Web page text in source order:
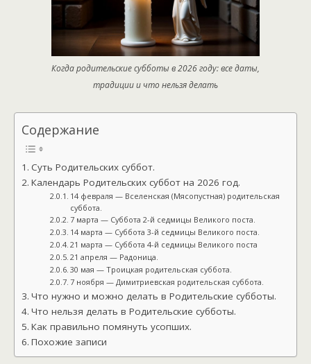
Когда родительские субботы в 2026 году: все даты,
традиции и что нельзя делать
Содержание
Суть Родительских суббот.
Календарь Родительских суббот на 2026 год.
14 февраля — Вселенская (Мясопустная) родительская
суббота.
7 марта — Суббота 2-й седмицы Великого поста.
14 марта — Суббота 3-й седмицы Великого поста.
21 марта — Суббота 4-й седмицы Великого поста
21 апреля — Радоница.
30 мая — Троицкая родительская суббота.
7 ноября — Димитриевская родительская суббота.
Что нужно и можно делать в Родительские субботы.
Что нельзя делать в Родительские субботы.
Как правильно помянуть усопших.
Похожие записи